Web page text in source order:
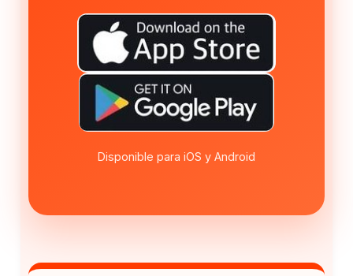
Disponible para iOS y Android